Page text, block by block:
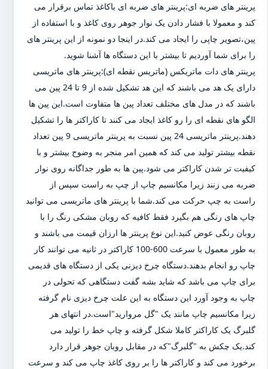
پرینتر های ضربه ای:پرینتر های ضربه ای باکاغذ تماس برقرار می
کند و معمولا با فشار دادن یک نوار جوهر روی کاغذ و با استفاده از
پین،تصویر چاپی را ایجاد می کند.در اینجا دو نمونه از این پرینتر های
را برای شما آوردیم تا بیشتر با این دستگاه ها آشنا شوید.
پرینتر های دات ماتریکس (ماتریس نقطه ای):پرینتر های ماتریسی
دارای یک هد می باشند که این هد تشکیل شده از 9 تا 24 پین می
باشند که در مدل های مختلف تعداد پین ها متفاوت است.این پین ها
الگو های نقطه ای را رو کاغذ ایجاد می کنند تا کاراکتر ها را تشکیل
دهند.پرینتر ماتریسی 24 پین نسبت به پرینتر ماتریسی 9 پین تعداد
نقطه بیشتر تولید می کند که همین امر منجر به وضوح بیشتر و با
کیفیت تر شدن کاراکتر می شود.پین ها به طور جداگانه روی نوار
ضربه می زنند زیرا مکانسیم چاپ از چپ به راست سپس از
راست به چپ حرکت می کند.شما با پرینتر های ماتریسی می توانید
چاپ های رنگی هم بگیرد فقط کافیه که روبان مشکی رنگ را با
روبان رنگی عوض کنید.این نوع پرینتر ها ارزان قیمت می باشند و
به طور معمول با سرعت 600-100 کاراکتر در ثانیه می توانند کار
چاپ رو انجام بدهند.دستگاه چرخ دیزنی یکی از دستگاه های قدیمی
برای چاپ می باشد که شاید بشه گفت دستگاهی که تحولی در
چاپ به وجود آورد این دستگاه به این علت چرخ دیزی نام گرفته
زیرا مکانسیم چاپ مانند یک "گل مروارید"است.در انتهای هر
گلبرگ یک کاراکتر کاملا شکل گرفته و چاپ خط را تولید می
کند.یک چکش به "گلبرگ"که در مقابل روبان جوهر قرار دارد
برخورد می کند و کاراکتر ها را بر روی کاغذ چاپ می کند و سرعت